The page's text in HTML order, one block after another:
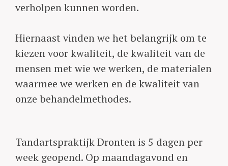
verholpen kunnen worden.
Hiernaast vinden we het belangrijk om te
kiezen voor kwaliteit, de kwaliteit van de
mensen met wie we werken, de materialen
waarmee we werken en de kwaliteit van
onze behandelmethodes.
Tandartspraktijk Dronten is 5 dagen per
week geopend. Op maandagavond en